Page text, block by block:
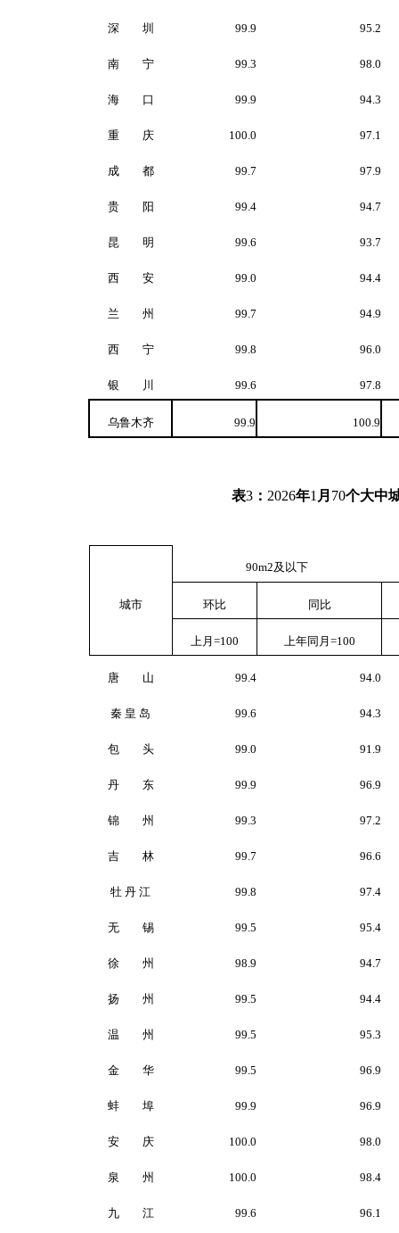
深 圳 99.9 95.2
南 宁 99.3 98.0
海 口 99.9 94.3
重 庆 100.0 97.1
成 都 99.7 97.9
贵 阳 99.4 94.7
昆 明 99.6 93.7
西 安 99.0 94.4
兰 州 99.7 94.9
西 宁 99.8 96.0
银 川 99.6 97.8
乌鲁木齐 99.9 100.9
表3 ： 2026年1 月 70个大中
城市
90m2及以下
环比 同比
上月 =100 上年同月 =100
唐 山 99.4 94.0
秦 皇 岛 99.6 94.3
包 头 99.0 91.9
丹 东 99.9 96.9
锦 州 99.3 97.2
吉 林 99.7 96.6
牡 丹 江 99.8 97.4
无 锡 99.5 95.4
徐 州 98.9 94.7
扬 州 99.5 94.4
温 州 99.5 95.3
金 华 99.5 96.9
蚌 埠 99.9 96.9
安 庆 100.0 98.0
泉 州 100.0 98.4
九 江 99.6 96.1